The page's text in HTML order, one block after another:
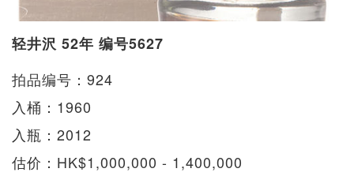
轻井沢 52年 编号5627
拍品编号：924
入桶：1960
入瓶：2012
估价：HK$1,000,000 - 1,400,000